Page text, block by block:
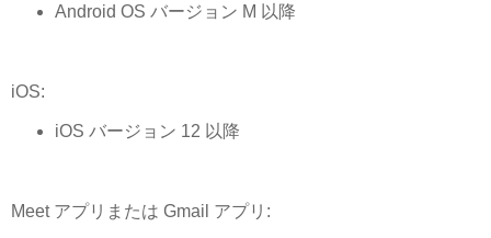
Android OS バージョン M 以降
iOS:
iOS バージョン 12 以降
Meet アプリまたは Gmail アプリ: